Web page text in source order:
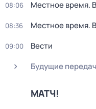
08:06 Местное время.
08:36 Местное время.
09:00
Вести
Будущие
МАТЧ!